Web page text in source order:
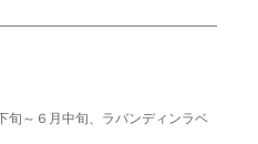
旬～６月中旬、ラバンディンラベ